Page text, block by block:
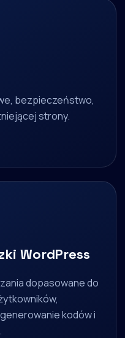
bezpieczeństwo,
strony.
WordPress
dopasowane do
kodów i